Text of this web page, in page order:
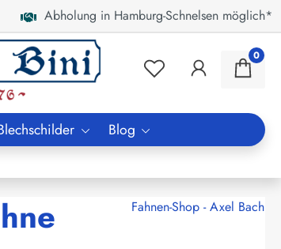
Abholung in Hamburg-Schnelsen möglich*
0
Blog
Fahnen-Shop - Axel Bach